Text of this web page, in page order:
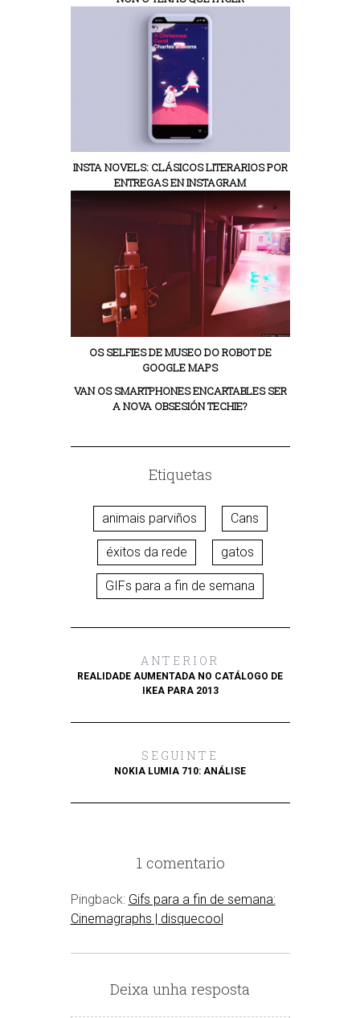
INSTA NOVELS: CLÁSICOS LITERARIOS POR
ENTREGAS EN INSTAGRAM
OS SELFIES DE MUSEO DO ROBOT DE
GOOGLE MAPS
VAN OS SMARTPHONES ENCARTABLES SER
A NOVA OBSESIÓN TECHIE?
Etiquetas
animais parviños Cans
éxitos da rede gatos
GIFs para a fin de semana
ANTERIOR
REALIDADE AUMENTADA NO CATÁLOGO DE
IKEA PARA 2013
SEGUINTE
NOKIA LUMIA 710: ANÁLISE
1 comentario
Pingback: Gifs para a fin de semana:
Cinemagraphs | disquecool
Deixa unha resposta